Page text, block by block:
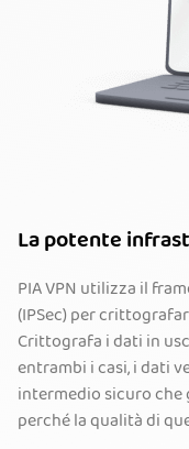
La potente
PIA VPN utilizza il
(IPSec) per
Crittografa i dati in
entrambi i casi, i dati
intermedio sicuro
perché la qualità di